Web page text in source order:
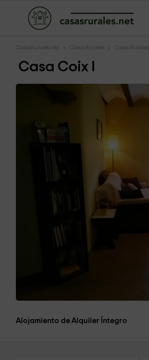
CasasRurales.net Casas Rurales Casas
Casa Coix I
Alojamiento de Alquiler Íntegro